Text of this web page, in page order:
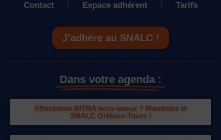
Contact Espace adhérent Tarifs
J’adhère au SNALC !
Dans votre agenda :
Affectation INTRA hors-voeux ? Mandatez le
SNALC Orléans-Tours !